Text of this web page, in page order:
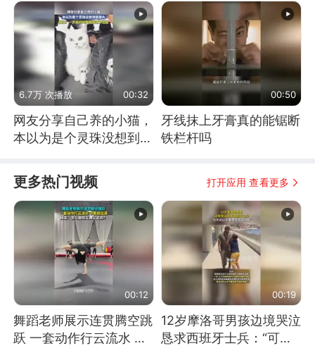
6.7万 次播放 00:32
网友分享自己养的小猫，
本以为是个灵珠没想到是
00:50
牙线抹上牙膏真的能锯断
铁栏杆吗
更多热门视频 打开应用 查看更多
00:12
舞蹈老师展示连贯腾空跳
跃 一套动作行云流水 节
00:19
12岁摩洛哥男孩边境哭泣
恳求西班牙士兵：“可不